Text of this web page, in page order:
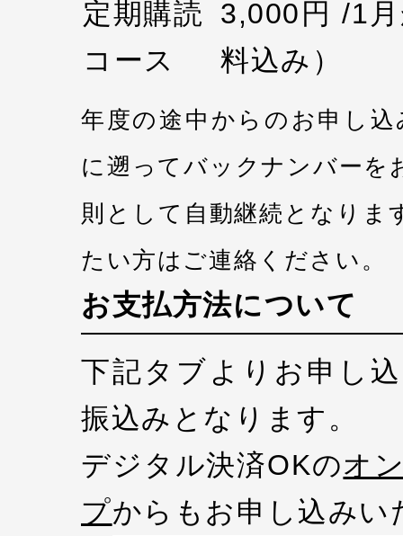
定期購読
コース
3,000円 /1
料込み）
年度の途中からのお申し
に遡ってバックナンバーを
則として自動継続となりま
たい方はご連絡ください。
お支払方法について
下記タブよりお申し
振込みとなります。
デジタル決済OKのオ
プからもお申し込みい